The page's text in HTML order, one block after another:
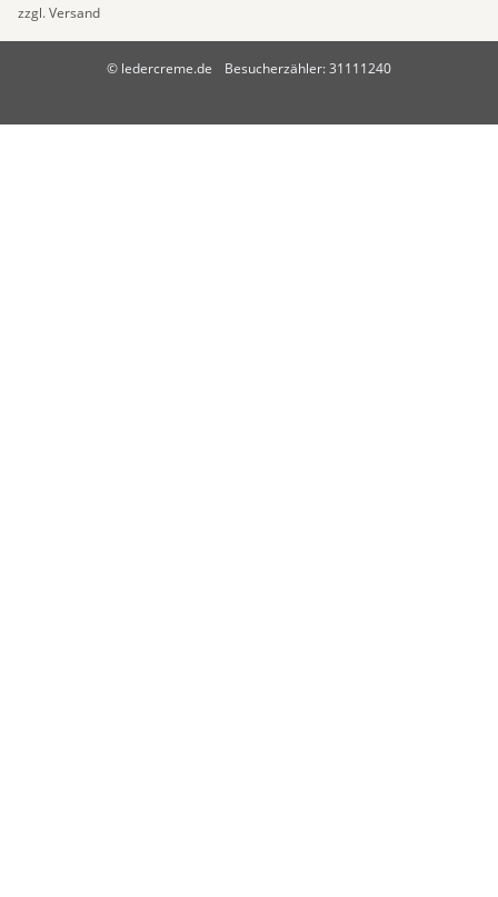
zzgl.Versand
© ledercreme.de Besucherzähler: 31111240